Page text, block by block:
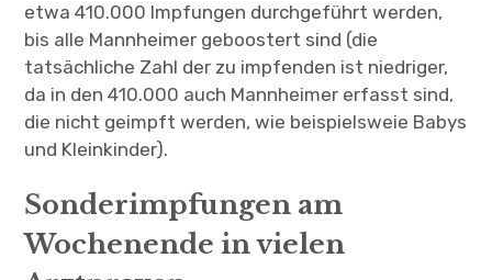
etwa 410.000 Impfungen durchgeführt werden,
bis alle Mannheimer geboostert sind (die
tatsächliche Zahl der zu impfenden ist niedriger,
da in den 410.000 auch Mannheimer erfasst sind,
die nicht geimpft werden, wie beispielsweie Babys
und Kleinkinder).
Sonderimpfungen am
Wochenende in vielen